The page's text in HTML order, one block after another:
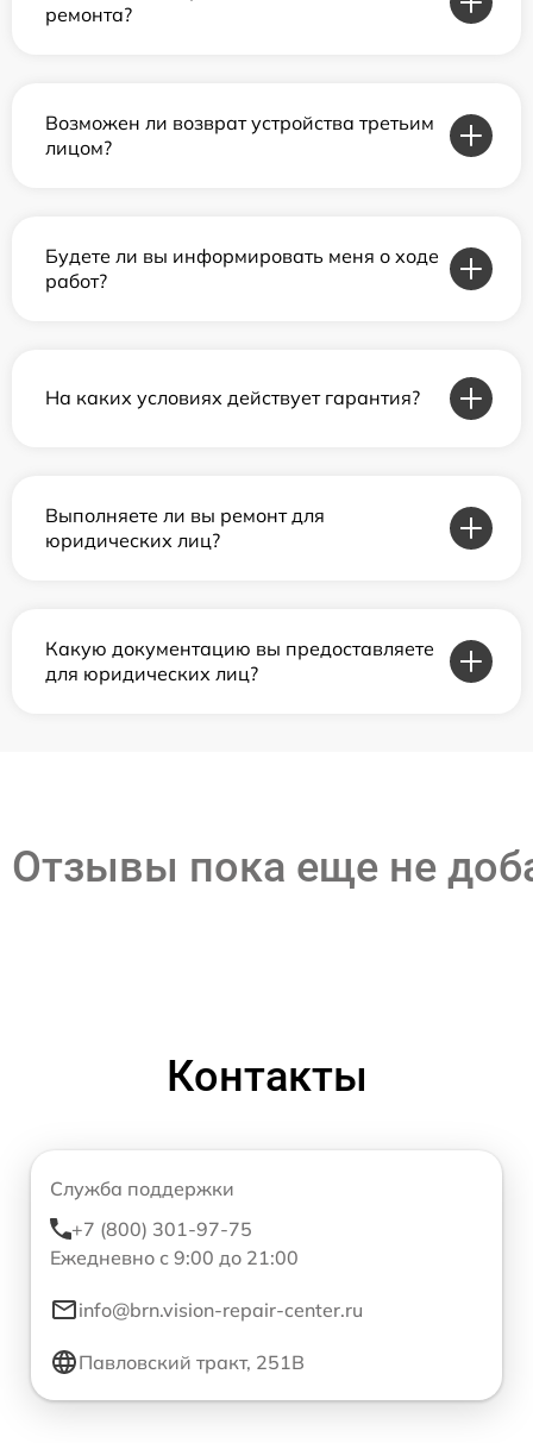
ремонта?
Возможен ли возврат устройства третьим
лицом?
Будете ли вы информировать меня о ходе
работ?
На каких условиях действует гарантия?
Выполняете ли вы ремонт для
юридических лиц?
Какую документацию вы предоставляете
для юридических лиц?
Отзывы пока еще не
Контакты
Служба поддержки
+7 (800) 301-97-75
Ежедневно с 9:00 до 21:00
info@brn.vision-repair-center.ru
Павловский тракт, 251В